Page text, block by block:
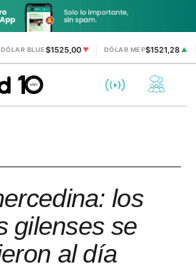
DÓLAR BLUE$1525,00 ▼ DÓLAR MEP$1521,28▲
los
gilenses se
al día